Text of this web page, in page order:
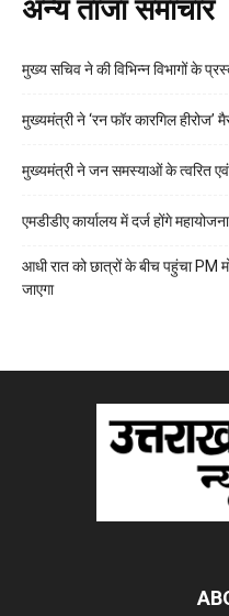
अन्य ताजा समाचार
मुख्य सचिव ने की विभिन्न विभागों के
मुख्यमंत्री ने ‘रन फॉर कारगिल हीरोज’
मुख्यमंत्री ने जन समस्याओं के त्वरित एवं
एमडीडीए कार्यालय में दर्ज होंगे
आधी रात को छात्रों के बीच पहुंचा PM
जाएगा